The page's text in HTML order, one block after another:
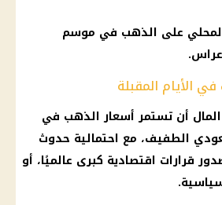
المحلي على الذهب في موسم
الأيام المقبلة
أن تستمر أسعار الذهب في
الطفيف، مع احتمالية حدوث
قرارات اقتصادية كبرى عالميًا، أو